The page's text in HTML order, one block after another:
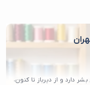
دارد و از دیرباز تا کنون،